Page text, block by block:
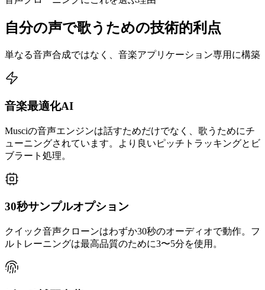
自分の声で歌うための技術的利点
単なる音声合成ではなく、音楽アプリケーション専用に構築
音楽最適化AI
Musciの音声エンジンは話すためだけでなく、歌うためにチ
ューニングされています。より良いピッチトラッキングとビ
ブラート処理。
30秒サンプルオプション
クイック音声クローンはわずか30秒のオーディオで動作。フ
ルトレーニングは最高品質のために3〜5分を使用。